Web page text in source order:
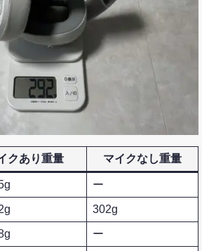
クあり重量 マイクなし重量
ー
302g
ー